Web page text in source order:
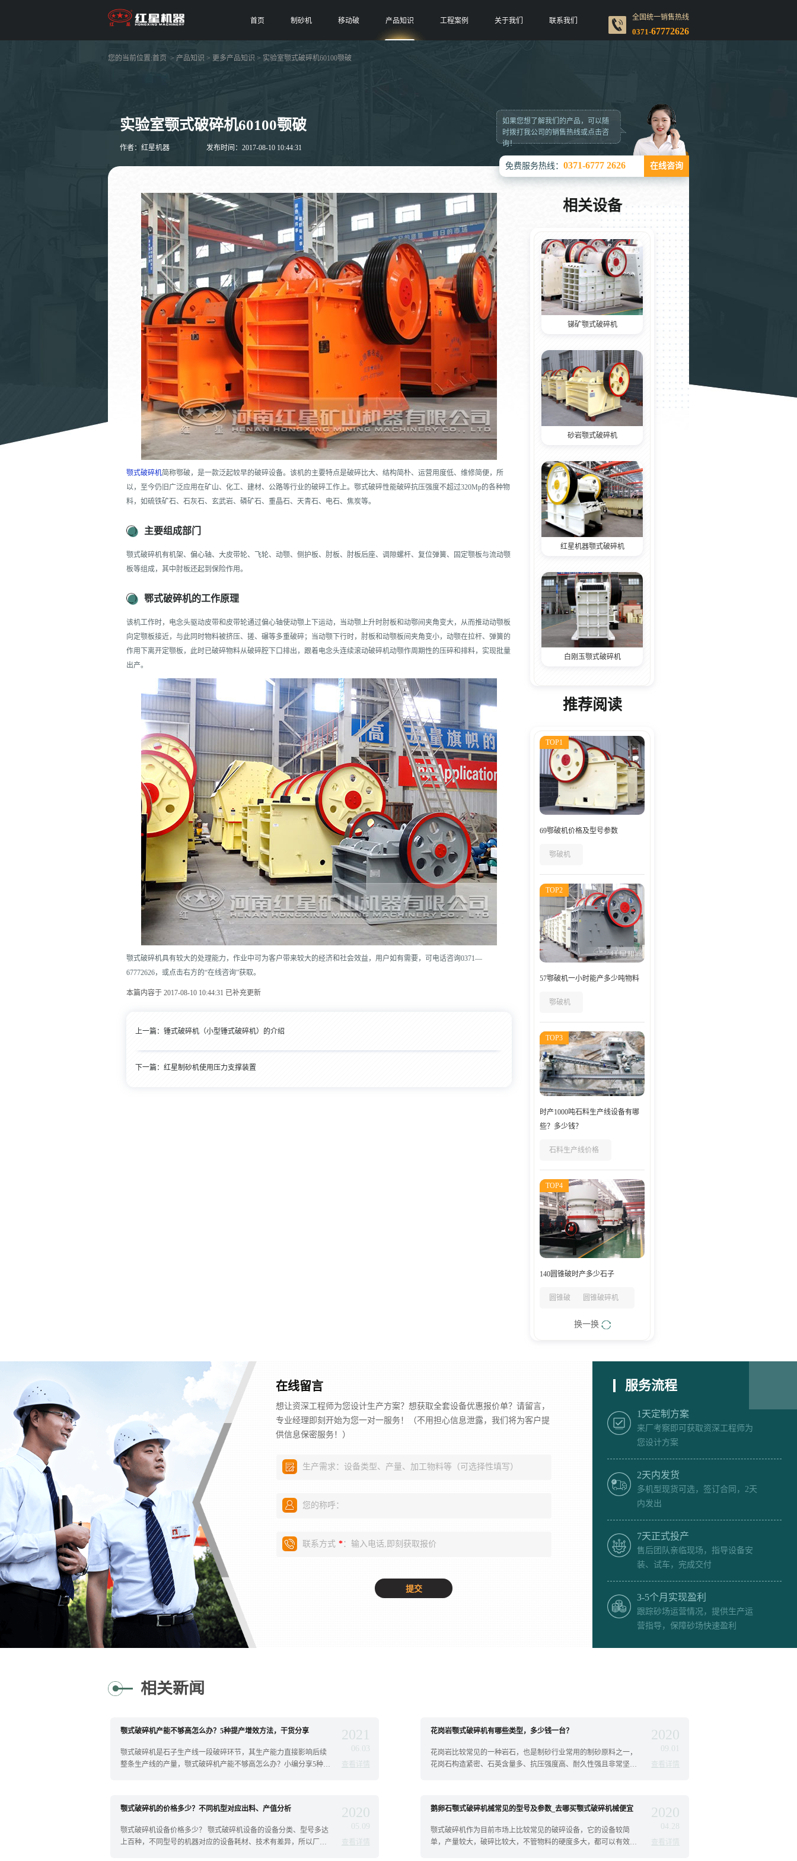
全国统一销售热线
0371-67772626
首页 制砂机 移动破 产品知识 工程案例 关于我们 联系我们
您的当前位置:首页 > 产品知识 > 更多产品知识 > 实验室颚式破碎机60100颚破
实验室颚式破碎机60100颚破
作者：红星机器 发布时间：2017-08-10 10:44:31
颚式破碎机简称鄂破，是一款泛起较早的破碎设备。该机的主要特点是破碎比大、结构简朴、运营用度低、维修简便，所
以，至今仍旧广泛应用在矿山、化工、建材、公路等行业的破碎工作上。鄂式破碎性能破碎抗压强度不超过320Mp的各种物
料，如硫铁矿石、石灰石、玄武岩、磷矿石、重晶石、天青石、电石、焦炭等。
主要组成部门
颚式破碎机有机架、偏心轴、大皮带轮、飞轮、动颚、侧护板、肘板、肘板后座、调隙螺杆、复位弹簧、固定颚板与流动颚
板等组成，其中肘板还起到保险作用。
鄂式破碎机的工作原理
该机工作时，电念头驱动皮带和皮带轮通过偏心轴使动颚上下运动，当动颚上升时肘板和动鄂间夹角变大，从而推动动颚板
向定颚板接近，与此同时物料被挤压、搓、碾等多重破碎；当动颚下行时，肘板和动颚板间夹角变小，动颚在拉杆、弹簧的
作用下离开定颚板，此时已破碎物料从破碎腔下口排出，跟着电念头连续滚动破碎机动颚作周期性的压碎和排料，实现批量
出产。
颚式破碎机具有较大的处理能力，作业中可为客户带来较大的经济和社会效益，用户如有需要，可电话咨询0371—
67772626，或点击右方的“在线咨询”获取。
本篇内容于 2017-08-10 10:44:31 已补充更新
上一篇： 锤式破碎机（小型锤式破碎机）的介绍
下一篇： 红星制砂机使用压力支撑装置
免费服务热线： 0371-6777 2626 在线咨询
如果您想了解我们的产品，可以随
时拨打我公司的销售热线或点击咨
询！
相关设备
锑矿颚式破碎机
砂岩颚式破碎机
红星机器颚式破碎机
白刚玉颚式破碎机
推荐阅读
TOP1
69鄂破机价格及型号参数
鄂破机
TOP2
57鄂破机一小时能产多少吨物料
鄂破机
TOP3
时产1000吨石料生产线设备有哪
些？多少钱？
石料生产线价格
TOP4
140圆锥破时产多少石子
圆锥破 圆锥破碎机
换一换
在线留言
想让资深工程师为您设计生产方案？想获取全套设备优惠报价单？请留言，
专业经理即刻开始为您一对一服务！（不用担心信息泄露，我们将为客户提
供信息保密服务！）
生产需求：设备类型、产量、加工物料等（可选择性填写）
您的称呼：
联系方式 *：输入电话,即刻获取报价
服务流程
1天定制方案
来厂考察即可获取资深工程师为
您设计方案
2天内发货
多机型现货可选，签订合同，2天
内发出
7天正式投产
售后团队亲临现场，指导设备安
装、试车，完成交付
3-5个月实现盈利
跟踪砂场运营情况，提供生产运
营指导，保障砂场快速盈利
相关新闻
颚式破碎机产能不够高怎么办？5种提产增效方法，干货分享
颚式破碎机是石子生产线一段破碎环节，其生产能力直接影响后续
整条生产线的产量，颚式破碎机产能不够高怎么办？小编分享5种提
2021
06.03
查看详情
花岗岩颚式破碎机有哪些类型，多少钱一台？
花岗岩比较常见的一种岩石，也是制砂行业常用的制砂原料之一，
花岗石构造紧密、石英含量多、抗压强度高、耐久性强且非常坚
2020
09.01
查看详情
颚式破碎机的价格多少？不同机型对应出料、产值分析
颚式破碎机设备价格多少？ 颚式破碎机设备的设备分类、型号多达
上百种，不同型号的机器对应的设备耗材、技术有差异，所以厂家
2020
05.09
查看详情
鹅卵石颚式破碎机械常见的型号及参数_去哪买颚式破碎机械便宜
颚式破碎机作为目前市场上比较常见的破碎设备，它的设备较简
单，产量较大，破碎比较大，不管物料的硬度多大，都可以有效的
2020
04.28
查看详情